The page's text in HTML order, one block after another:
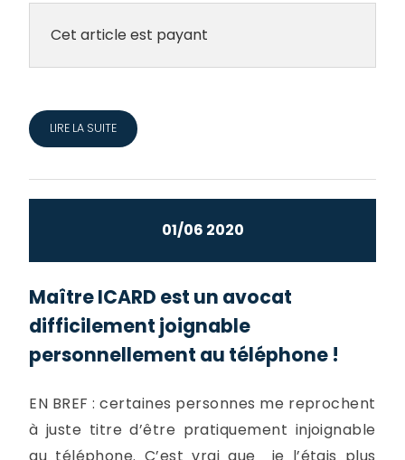
Cet article est payant
LIRE LA SUITE
01/06 2020
Maître ICARD est un avocat
difficilement joignable
personnellement au téléphone !
EN BREF : certaines personnes me reprochent
à juste titre d’être pratiquement injoignable
au téléphone. C’est vrai que je l’étais plus